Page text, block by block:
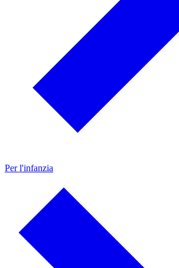
Per l'infanzia